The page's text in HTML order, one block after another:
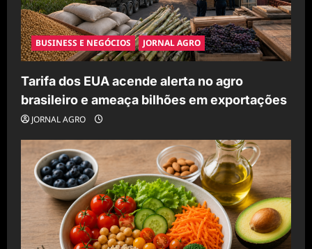
BUSINESS E NEGÓCIOS JORNAL AGRO
Tarifa dos EUA acende alerta no agro
brasileiro e ameaça bilhões em exportações
JORNAL AGRO